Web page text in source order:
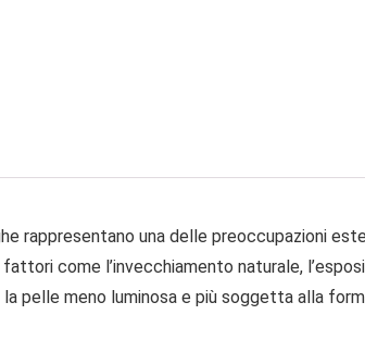
rappresentano una delle preoccupazioni
come l’invecchiamento naturale,
pelle meno luminosa e più soggetta alla